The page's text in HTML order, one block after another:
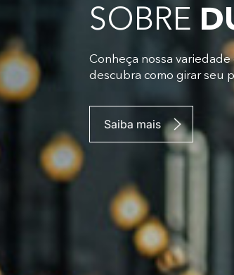
SOBRE
Conheça nossa
descubra como girar seu
Saiba mais